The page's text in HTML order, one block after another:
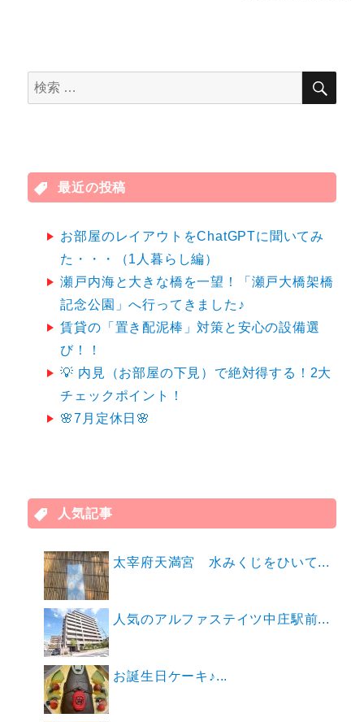
検
索
検
最近の投稿
お部屋のレイアウトをChatGPTに聞いてみ
た・・・（1人暮らし編）
瀬戸内海と大きな橋を一望！「瀬戸大橋架橋
記念公園」へ行ってきました♪
賃貸の「置き配泥棒」対策と安心の設備選
び！！
💡 内見（お部屋の下見）で絶対得する！2大
チェックポイント！
🌸7月定休日🌸
人気記事
太宰府天満宮 水みくじをひいて...
人気のアルファステイツ中庄駅前...
お誕生日ケーキ♪...